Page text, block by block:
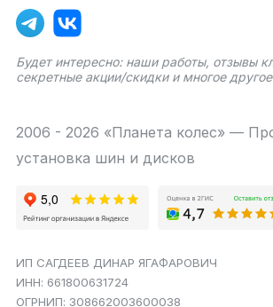
Будет интересно: наши работы, отзывы
секретные акции/скидки и многое другое
2006 - 2026 «Планета колес» —
установка шин и дисков
ИП САГДЕЕВ ДИНАР ЯГАФАРОВИЧ
ИНН: 661800631724
ОГРНИП: 308662003600038